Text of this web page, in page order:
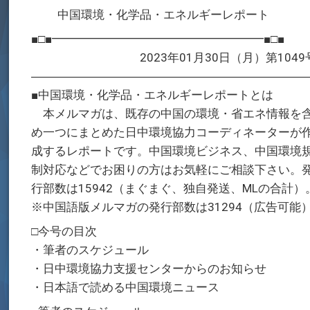
中国環境・化学品・エネルギーレポート
■□■━━━━━━━━━━━━━━━━━━■□■
2023年01月30日（月）第1049
■中国環境・化学品・エネルギーレポートとは
本メルマガは、既存の中国の環境・省エネ情報を
め一つにまとめた日中環境協力コーディネーターが
成するレポートです。中国環境ビジネス、中国環境
制対応などでお困りの方はお気軽にご相談下さい。
行部数は15942（まぐまぐ、独自発送、MLの合計）。
※中国語版メルマガの発行部数は31294（広告可能）
□今号の目次
・筆者のスケジュール
・日中環境協力支援センターからのお知らせ
・日本語で読める中国環境ニュース